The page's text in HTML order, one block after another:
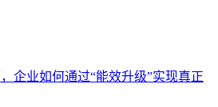
企业如何通过“能效升级”实现真正